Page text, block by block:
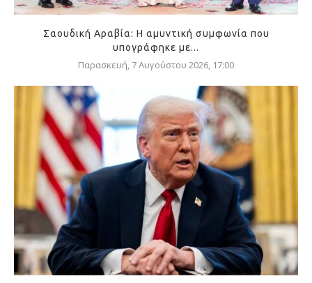
Σαουδική Αραβία: Η αμυντική συμφωνία που
υπογράφηκε με...
Παρασκευή, 7 Αυγούστου 2026, 17:00